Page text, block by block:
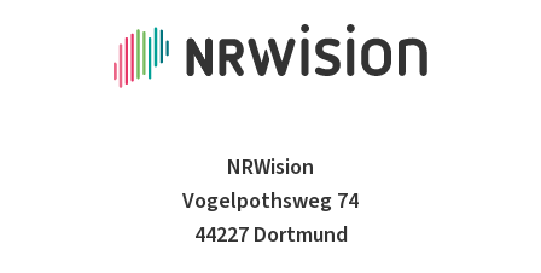
NRWision
Vogelpothsweg 74
44227 Dortmund